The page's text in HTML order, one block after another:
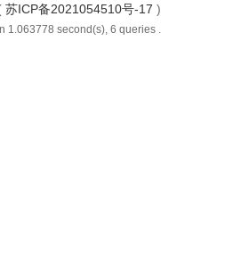
苏ICP备2021054510号-17 )
1.063778 second(s), 6 queries .